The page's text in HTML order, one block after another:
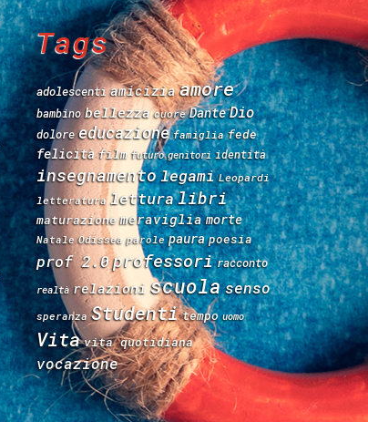
Tags
adolescenti amicizia amore
bambino bellezza cuore Dante Dio
dolore educazione famiglia fede
felicità film futuro genitori identità
insegnamentolegami Leopardi
letteratura letturalibri
maturazione meraviglia morte
Natale Odissea parole paura poesia
prof 2.0professori racconto
realtà relazioni scuola senso
speranza Studenti tempo uomo
Vita vita quotidiana
vocazione